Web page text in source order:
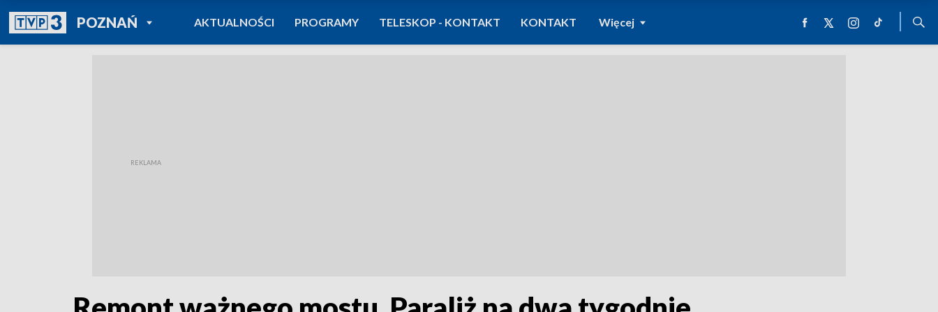
POZNAŃPOWRÓT DO
TVP REGIONY
AKTUALNOŚCI PROGRAMY TELESKOP - KONTAKT KONTAKT Więcej